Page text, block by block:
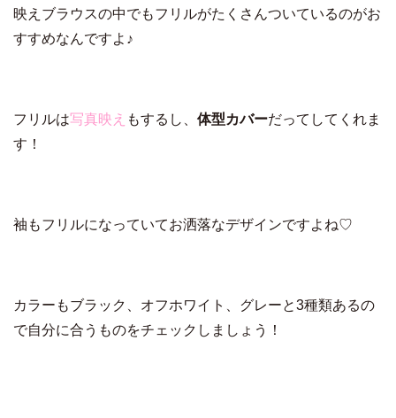
映えブラウスの中でもフリルがたくさんついているのがお
すすめなんですよ♪
フリルは写真映え もするし、 体型カバーだってしてくれま
す！
袖もフリルになっていてお洒落なデザインですよね♡
カラーもブラック、オフホワイト、グレーと3種類あるの
で自分に合うものをチェックしましょう！